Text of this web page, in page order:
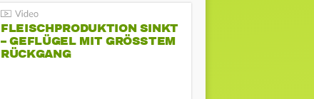
FLEISCHPRODUKTION SINKT
– GEFLÜGEL MIT GRÖSSTEM R
ÜCKGANG